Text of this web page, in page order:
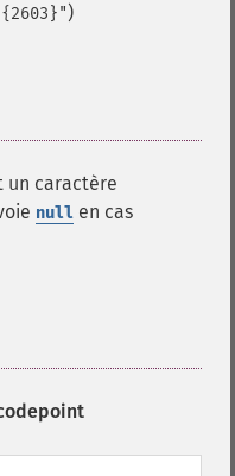
)
un caractère
null en cas